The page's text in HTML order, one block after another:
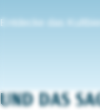
Entdecke das
UND DAS